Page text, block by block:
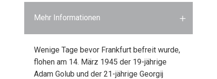
Mehr Informationen
Weni­ge Tage bevor Frank­furt befreit wur­de,
flo­hen am 14. März 1945 der 19-jäh­ri­ge
Adam Golub und der 21-jäh­ri­ge Geor­gij